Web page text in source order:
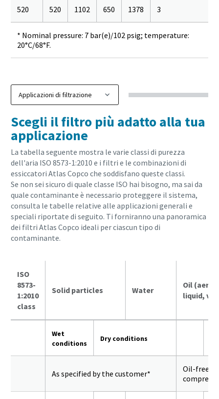
520 520 1102 650 1378 3
* Nominal pressure: 7 bar(e)/102 psig; temperature:
20°C/68°F.
Scegli il filtro più adatto alla tua
applicazione
La tabella seguente mostra le varie classi di purezza
dell'aria ISO 8573-1:2010 e i filtri e le combinazioni di
essiccatori Atlas Copco che soddisfano queste classi.
Se non sei sicuro di quale classe ISO hai bisogno, ma sai da
quale contaminante è necessario proteggere il sistema,
consulta le tabelle relative alle applicazioni generali e
speciali riportate di seguito. Ti forniranno una panoramica
dei filtri Atlas Copco ideali per ciascun tipo di
contaminante.
ISO
8573-
1:2010
class
Solid particles Water
Oil
liquid,
Wet
conditions
Dry conditions
As specified by the customer*
Oil-free